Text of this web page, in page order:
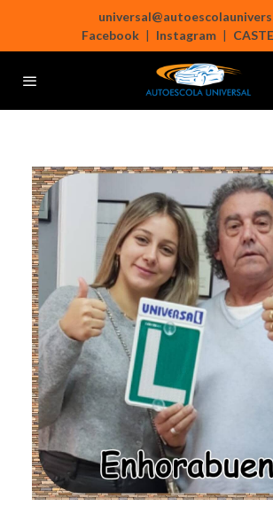
Facebook | Instagram |